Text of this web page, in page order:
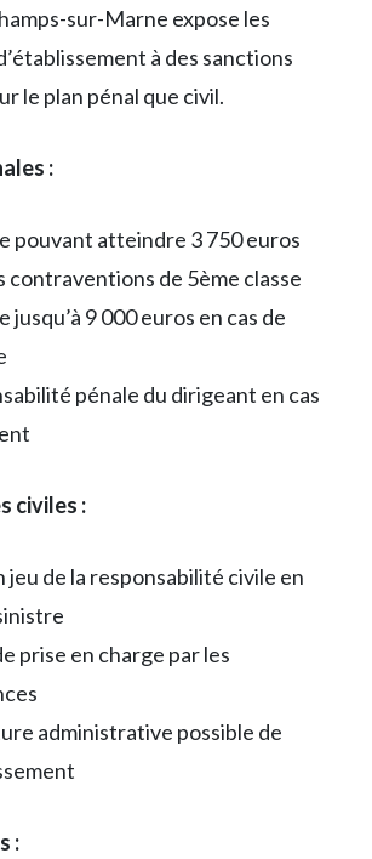
sur-Marne expose les
à des sanctions
le plan pénal que civil.
:
pouvant atteindre 3 750 euros
contraventions de 5ème classe
jusqu’à 9 000 euros en cas de
pénale du dirigeant en cas
civiles :
jeu de la responsabilité civile en
prise en charge par les
administrative possible de
: